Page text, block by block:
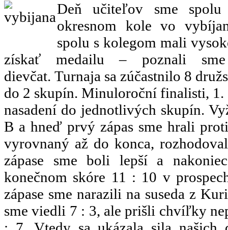
Deň učiteľov sme
okresnom kole vo
spolu s kolegom mali
získať medailu – poznali
dievčat. Turnaja sa zúčastnilo 8
do 2 skupín. Minuloroční finalisti, 1.
nasadení do jednotlivých skupín.
B a hneď prvý zápas sme hrali
vyrovnaný až do konca,
zápase sme boli lepší a
konečnom skóre 11 : 10 v
zápase sme narazili na suseda z
sme viedli 7 : 3, ale prišli chvíľky